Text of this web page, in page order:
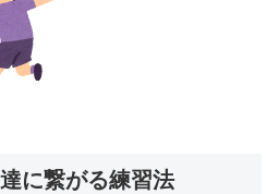
に繋がる練習法